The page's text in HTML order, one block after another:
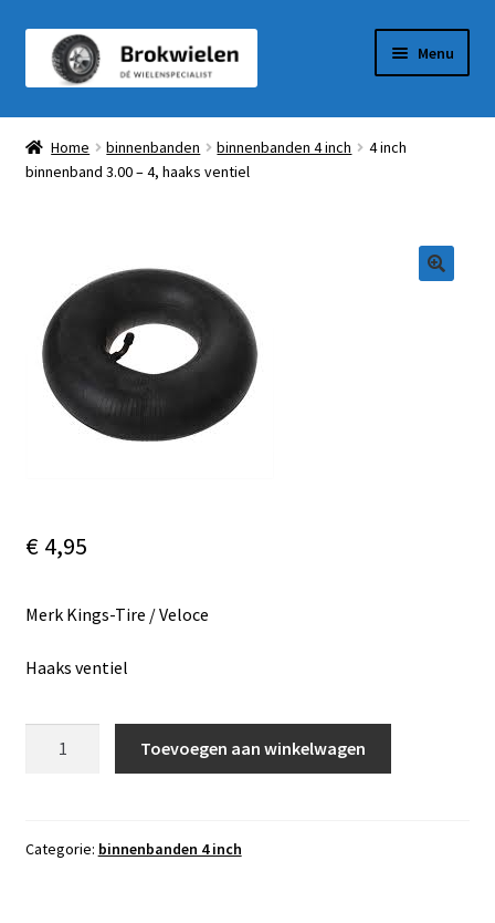
door
navigatie
naar
inhoud
Menu
Winkel
Winkelmandje
Mijn Account
Home binnenbanden binnenbanden 4 inch
4 inch
binnenband 3.00 – 4, haaks ventiel
€4,95
Merk Kings-Tire / Veloce
Haaks ventiel
-
Toevoegen aan winkelwagen
Categorie: binnenbanden 4 inch